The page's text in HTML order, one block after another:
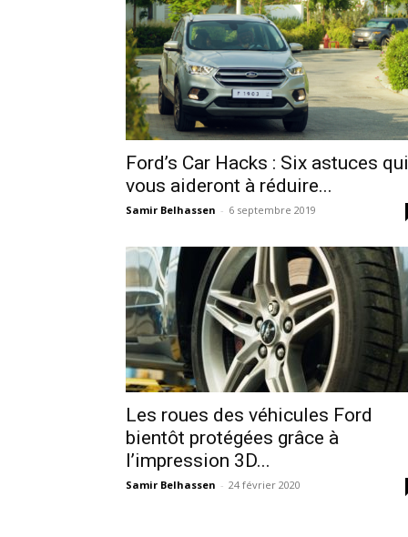
Ford’s Car Hacks : Six astuces qui
vous aideront à réduire...
Samir Belhassen - 6 septembre 2019
Les roues des véhicules Ford
bientôt protégées grâce à
l’impression 3D...
Samir Belhassen - 24 février 2020